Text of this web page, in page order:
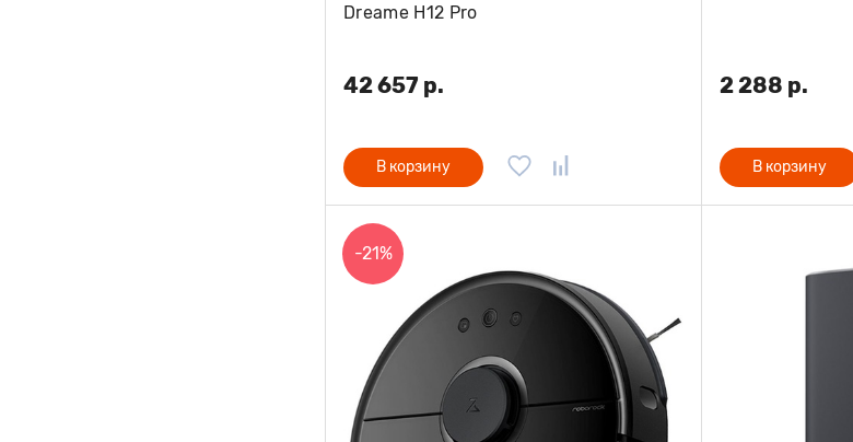
Dreame H12 Pro
42 657 р.
В корзину
2 288 р.
В корзину
-21%